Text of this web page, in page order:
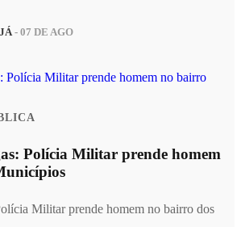
- 07 DE AGO
Polícia Militar prende homem
Militar prende homem no bairro dos